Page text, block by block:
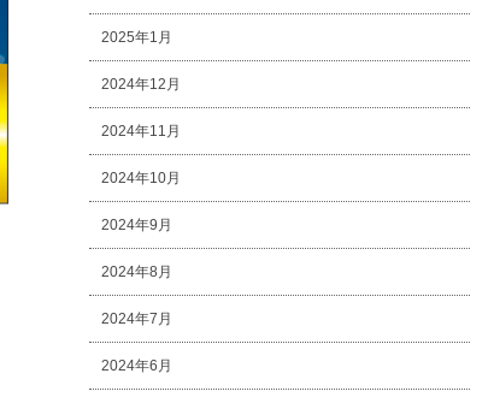
2025年1月
2024年12月
2024年11月
2024年10月
2024年9月
2024年8月
2024年7月
2024年6月